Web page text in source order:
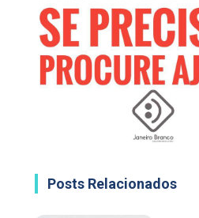
Posts Relacionados